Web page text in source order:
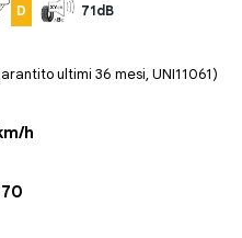
D 71dB
ultimi 36 mesi, UNI11061)
h